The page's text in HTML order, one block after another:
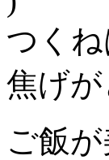
つく
焦げ
ご飯